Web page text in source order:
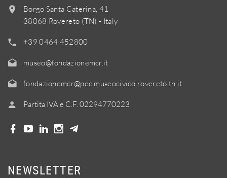
Borgo Santa Caterina, 41
38068 Rovereto (TN) - Italy
+39 0464 452800
museo@fondazionemcr.it
fondazionemcr@pec.museocivico.rovereto.tn.it
Partita IVA e C.F. 02294770223
NEWSLETTER